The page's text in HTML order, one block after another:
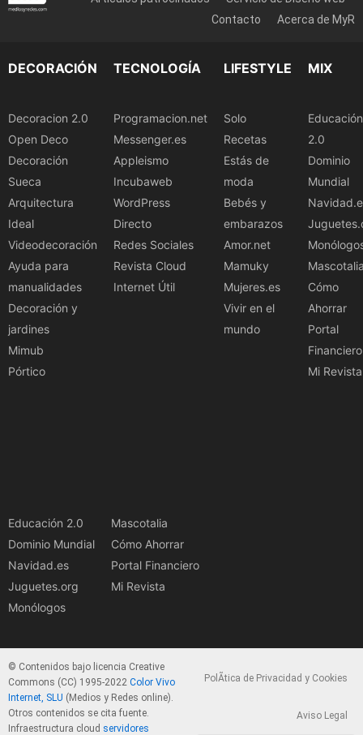
Contacto
Acerca de MyR
DECORACIÓN
Decoracion 2.0
Open Deco
Decoración
Sueca
Arquitectura
Ideal
Videodecoración
Ayuda para
manualidades
Decoración y
jardines
Mimub
Pórtico
TECNOLOGÍA
Programacion.net
Messenger.es
Appleismo
Incubaweb
WordPress
Directo
Redes Sociales
Revista Cloud
Internet Útil
LIFESTYLE
Solo
Recetas
Estás de
moda
Bebés y
embarazos
Amor.net
Mamuky
Mujeres.es
Vivir en el
mundo
MIX
Educación
2.0
Dominio
Mundial
Cómo
Ahorrar
Portal
Financiero
Mi Revista
Educación 2.0
Dominio Mundial
Navidad.es
Juguetes.org
Monólogos
Mascotalia
Cómo Ahorrar
Portal Financiero
Mi Revista
© Contenidos bajo licencia Creative
Commons (CC) 1995-2022 Color Vivo
Internet, SLU (Medios y Redes online).
Otros contenidos se cita fuente.
Infraestructura cloud servidores
PolÃ­tica de Privacidad y Cookies
Aviso Legal